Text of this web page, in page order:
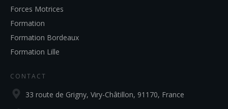
Forces Motrices
Formation
Formation Bordeaux
Formation Lille
CONTACT
33 route de Grigny, Viry-Châtillon, 91170, France